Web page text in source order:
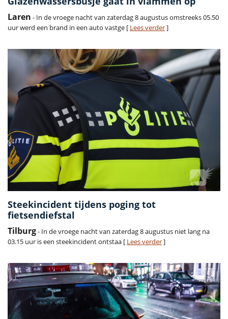
Laren - In de vroege nacht van zaterdag 8 augustus omstreeks 05.50
uur werd een brand in een auto vastge [ Lees verder]
Steekincident tijdens poging tot
fietsendiefstal
Tilburg- In de vroege nacht van zaterdag 8 augustus niet lang na
03.15 uur is een steekincident ontstaa [ Lees verder]